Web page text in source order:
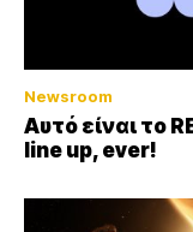
Newsroom
Αυτό είναι το
line up, ever!